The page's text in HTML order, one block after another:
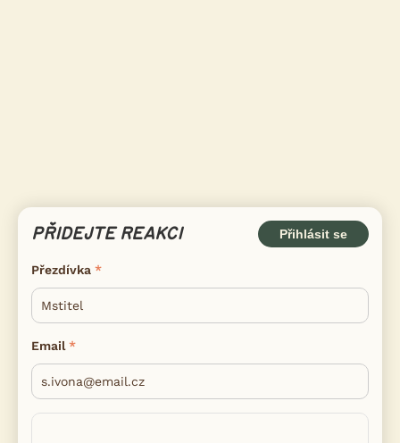
PŘIDEJTE REAKCI Přihlásit se
Přezdívka
Email